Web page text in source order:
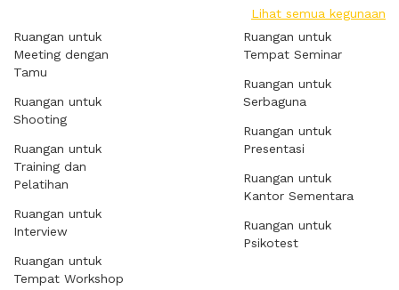
Lihat semua kegunaan
Ruangan untuk
Meeting dengan
Tamu
Ruangan untuk
Shooting
Ruangan untuk
Training dan
Pelatihan
Ruangan untuk
Interview
Ruangan untuk
Tempat Workshop
Ruangan untuk
Tempat Seminar
Ruangan untuk
Serbaguna
Ruangan untuk
Presentasi
Ruangan untuk
Kantor Sementara
Ruangan untuk
Psikotest